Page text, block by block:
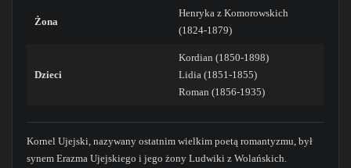
Żona
Henryka z Komorowskich
(1824-1879)
Dzieci
Kordian (1850-1898)
Lidia (1851-1855)
Roman (1856-1935)
Kornel Ujejski, nazywany ostatnim wielkim poetą romantyzmu, był
synem Erazma Ujejskiego i jego żony Ludwiki z Wolańskich.